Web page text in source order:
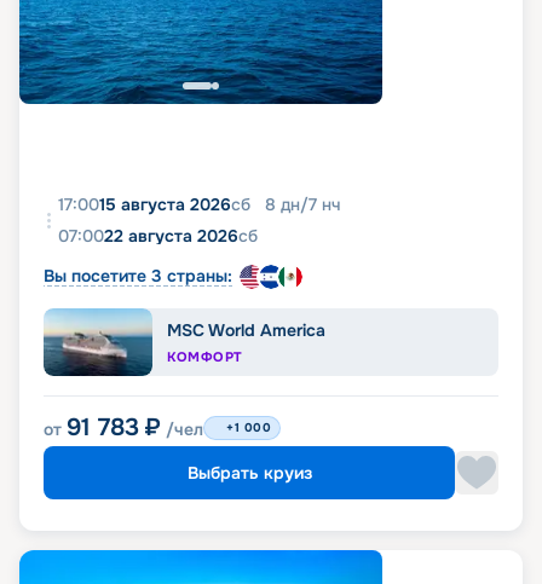
17:0015 августа 2026сб 8 дн/7 нч
07:0022 августа 2026сб
Вы посетите 3 страны:
MSC World America
КОМФОРТ
от 91 783 ₽ /чел +1 000
Выбрать круиз